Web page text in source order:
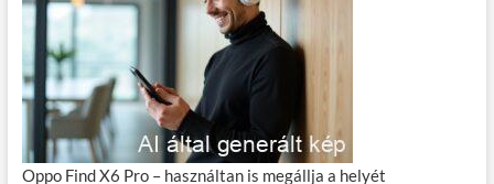
Oppo Find X6 Pro – használtan is megállja a helyét